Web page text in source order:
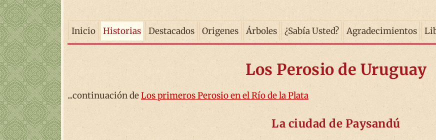
Inicio Historias Destacados Origenes Árboles ¿Sabía Usted? Agradecimientos
Los Perosio de Uruguay
...continuación deLos primeros Perosio en el Río de la Plata
La ciudad de Paysandú